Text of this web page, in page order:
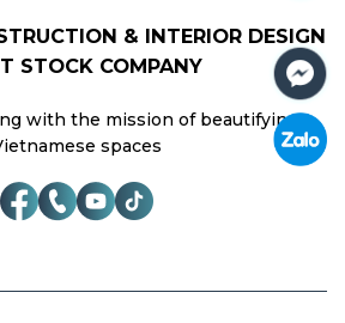
& INTERIOR DESIGN
STOCK COMPANY
with the mission of beautifying
spaces